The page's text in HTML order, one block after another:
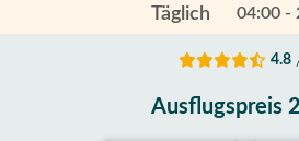
Täglich 04:00 -
4.8
Ausflugspreis